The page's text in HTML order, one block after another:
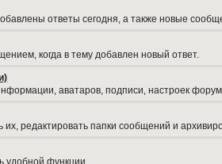
ответы сегодня, а также новые
когда в тему добавлен новый ответ.
аватаров, подписи, настроек
редактировать папки сообщений и
удобной функции